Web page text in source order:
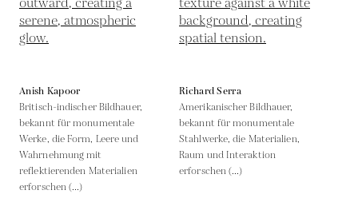
Anish Kapoor
Britisch-indischer Bildhauer,
bekannt für monumentale
Werke, die Form, Leere und
Wahrnehmung mit
reflektierenden Materialien
erforschen (...)
Richard Serra
Amerikanischer Bildhauer,
bekannt für monumentale
Stahlwerke, die Materialien,
Raum und Interaktion
erforschen (...)